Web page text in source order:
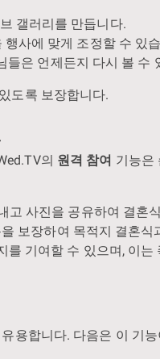
갤러리를 만듭니다.
사에 맞게 조정할 수 있
들은 언제든지 다시 볼 수
도록 보장합니다.
의 원격 참여 기능은
사진을 공유하여 결혼
보장하여 목적지 결혼
기여할 수 있으며, 이
용합니다. 다음은 이 기